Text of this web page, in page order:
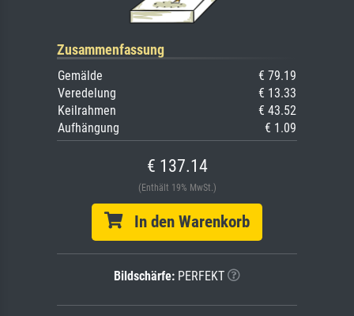
Zusammenfassung
Gemälde
€ 79.19
Veredelung
€ 13.33
Keilrahmen
€ 43.52
Aufhängung
€ 1.09
€ 137.14
(Enthält 19% MwSt.)
In den Warenkorb
Bildschärfe: PERFEKT